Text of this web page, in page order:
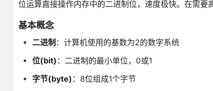
位运算直接操作内存中的二进制位，速度极快。在需要
基本概念
二进制 ：计算机使用的基数为2的数字系统
位(bit) ：二进制的最小单位，0或1
字节(byte) ：8位组成1个字节